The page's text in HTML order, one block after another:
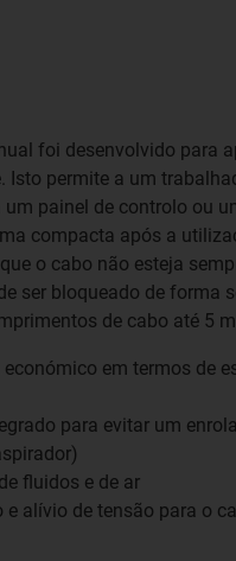
foi desenvolvido para
Isto permite a um
um painel de controlo ou
compacta após a
o cabo não esteja
ser bloqueado de forma
de cabo até 5
em termos de
para evitar um
fluidos e de ar
alívio de tensão para o